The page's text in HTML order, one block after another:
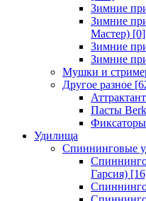
Зимние
Зимние
Мастер) [0]
Зимние
Зимние
Мушки и
Другое разное
Пасты
Удилища
Спиннинговые
Гарсия)